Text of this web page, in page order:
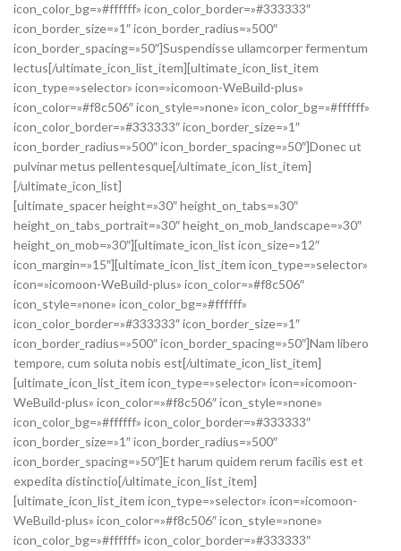
icon_color_bg=»#ffffff» icon_color_border=»#333333″
icon_border_size=»1″ icon_border_radius=»500″
icon_border_spacing=»50″]Suspendisse ullamcorper fermentum
lectus[/ultimate_icon_list_item][ultimate_icon_list_item
icon_type=»selector» icon=»icomoon-WeBuild-plus»
icon_color=»#f8c506″ icon_style=»none» icon_color_bg=»#ffffff»
icon_color_border=»#333333″ icon_border_size=»1″
icon_border_radius=»500″ icon_border_spacing=»50″]Donec ut
pulvinar metus pellentesque[/ultimate_icon_list_item]
[/ultimate_icon_list]
[ultimate_spacer height=»30″ height_on_tabs=»30″
height_on_tabs_portrait=»30″ height_on_mob_landscape=»30″
height_on_mob=»30″][ultimate_icon_list icon_size=»12″
icon_margin=»15″][ultimate_icon_list_item icon_type=»selector»
icon=»icomoon-WeBuild-plus» icon_color=»#f8c506″
icon_style=»none» icon_color_bg=»#ffffff»
icon_color_border=»#333333″ icon_border_size=»1″
icon_border_radius=»500″ icon_border_spacing=»50″]Nam libero
tempore, cum soluta nobis est[/ultimate_icon_list_item]
[ultimate_icon_list_item icon_type=»selector» icon=»icomoon-
WeBuild-plus» icon_color=»#f8c506″ icon_style=»none»
icon_color_bg=»#ffffff» icon_color_border=»#333333″
icon_border_size=»1″ icon_border_radius=»500″
icon_border_spacing=»50″]Et harum quidem rerum facilis est et
expedita distinctio[/ultimate_icon_list_item]
[ultimate_icon_list_item icon_type=»selector» icon=»icomoon-
WeBuild-plus» icon_color=»#f8c506″ icon_style=»none»
icon_color_bg=»#ffffff» icon_color_border=»#333333″